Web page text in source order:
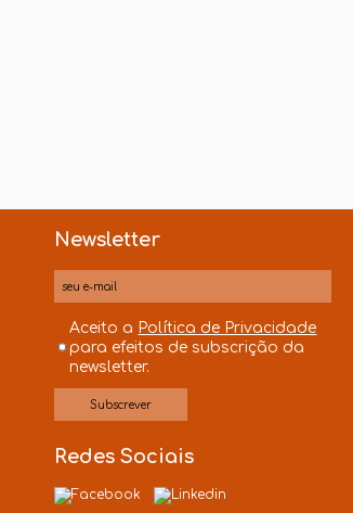
Newsletter
Aceito a Política de Privacidade
para efeitos de subscrição da
newsletter.
Redes Sociais